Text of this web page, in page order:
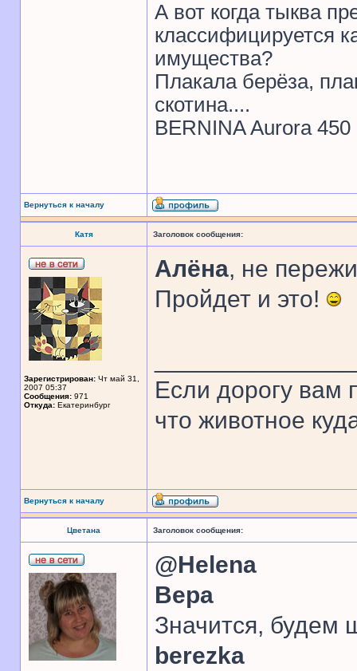
А вот когда тыква
классифицируется
имущества?
Плакала берёза,
скотина....
BERNINA Aurora 450
Вернуться к началу
Катя Заголовок сообщения:
Зарегистрирован: Чт май 31,
2007 05:37
Сообщения: 971
Откуда: Екатеринбург
Алёна, не
Пройдет и это!
Если дорогу вам
что животное
Вернуться к началу
Цветана Заголовок сообщения:
@Helena
Вера
Значится, будем
berezka